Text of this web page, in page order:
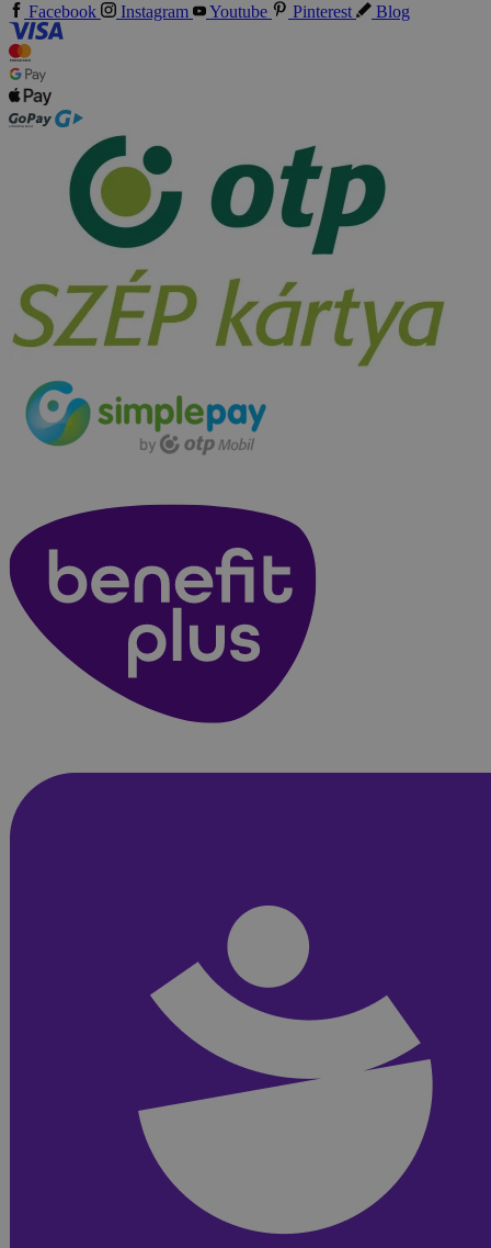
Facebook Instagram Youtube Pinterest Blog